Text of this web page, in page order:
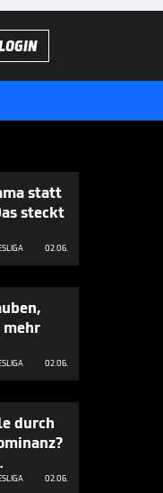
statt
steckt
02.06.
mehr
02.06.
durch
02.06.